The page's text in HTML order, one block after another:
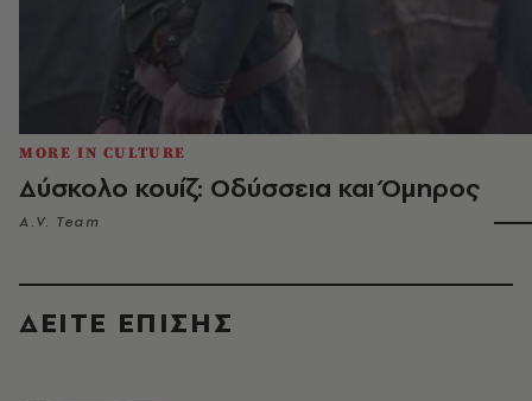
MORE IN CULTURE
Δύσκολο κουίζ: Οδύσσεια και Όμηρος
A.V. Team
ΔΕΙΤΕ ΕΠΙΣΗΣ